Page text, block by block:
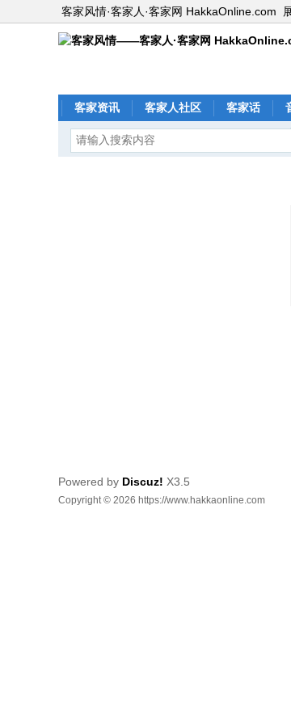
客家风情·客家人·客家网 HakkaOnline.com
客家资讯 客家人社区 客家话
Powered by Discuz! X3.5
Copyright © 2026 https://www.hakkaonline.com